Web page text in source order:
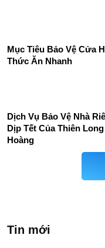
Mục Tiêu Bảo Vệ Cửa
Thức Ăn Nhanh
Dịch Vụ Bảo Vệ Nhà
Dịp Tết Của Thiên Long
Hoàng
Tin mới